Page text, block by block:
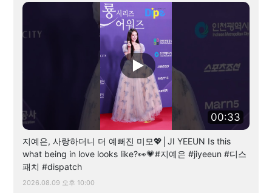
00:33
지예은, 사랑하더니 더 예뻐진 미모💖│JI YEEUN Is this
what being in love looks like?👀💗#지예은 #jiyeeun #디스
패치 #dispatch
2026.08.09 오후 10:00